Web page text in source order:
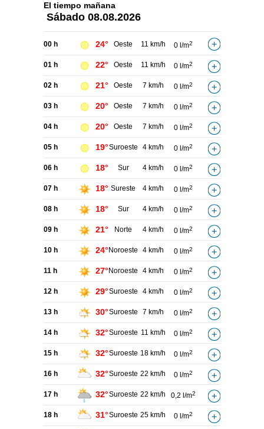
El tiempo mañana
Sábado 08.08.2026
00 h 24° Oeste 11 km/h 0 l/m2
01 h 22° Oeste 11 km/h 0 l/m2
02 h 21° Oeste 7 km/h 0 l/m2
03 h 20° Oeste 7 km/h 0 l/m2
04 h 20° Oeste 7 km/h 0 l/m2
05 h 19°Suroeste 4 km/h 0 l/m2
06 h 18° Sur 4 km/h 0 l/m2
07 h 18° Sureste 4 km/h 0 l/m2
08 h 18° Sur 4 km/h 0 l/m2
09 h 21° Norte 4 km/h 0 l/m2
10 h 24° Noroeste 4 km/h 0 l/m2
11 h 27° Noroeste 4 km/h 0 l/m2
12 h 29°Suroeste 4 km/h 0 l/m2
13 h 30°Suroeste 7 km/h 0 l/m2
14 h 32°Suroeste 11 km/h 0 l/m2
15 h 32°Suroeste 18 km/h 0 l/m2
16 h 32°Suroeste 22 km/h 0 l/m2
17 h 32°Suroeste 22 km/h 0,2 l/m2
18 h 31°Suroeste 25 km/h 0 l/m2